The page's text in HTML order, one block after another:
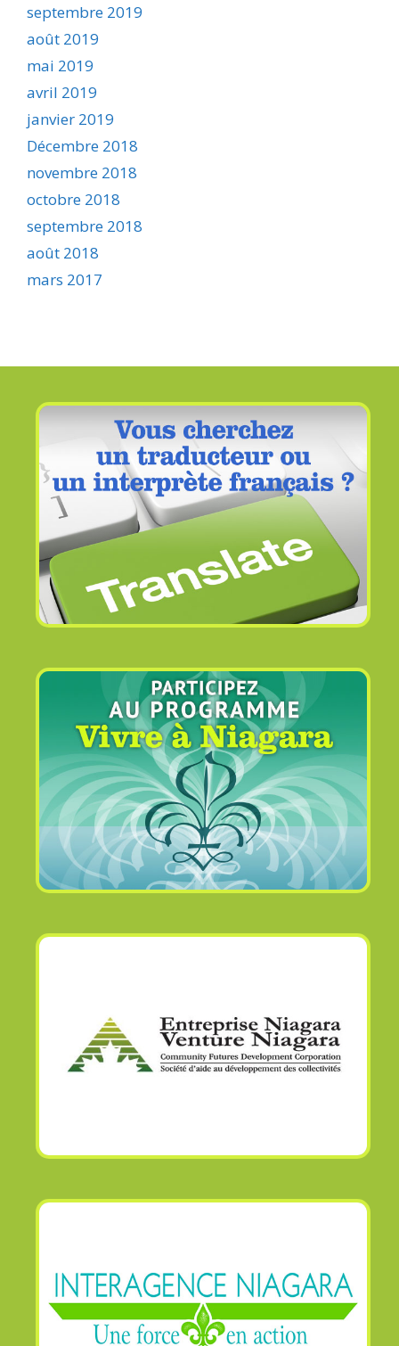
septembre 2019
août 2019
mai 2019
avril 2019
janvier 2019
Décembre 2018
novembre 2018
octobre 2018
septembre 2018
août 2018
mars 2017